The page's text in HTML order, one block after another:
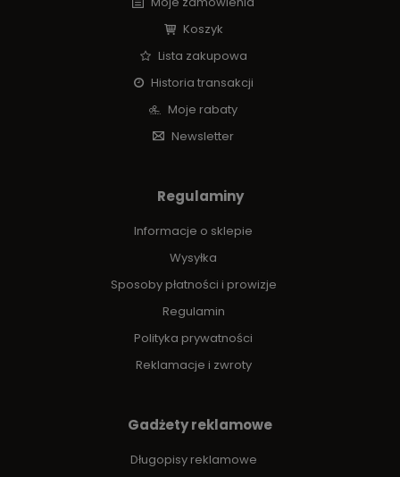
Koszyk
Lista zakupowa
Historia transakcji
Moje rabaty
Newsletter
Regulaminy
Informacje o sklepie
Wysyłka
Sposoby płatności i prowizje
Regulamin
Polityka prywatności
Reklamacje i zwroty
Gadżety reklamowe
Długopisy reklamowe